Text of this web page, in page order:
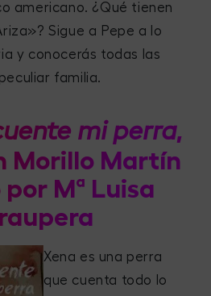
americano. ¿Qué tienen
Sigue a Pepe a lo
y conocerás todas las
familia.
mi perra,
Morillo Martín
Mª Luisa
Xena es una perra
que cuenta todo lo